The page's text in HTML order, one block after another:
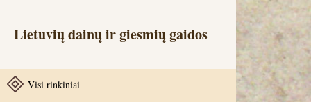
Lietuvių dainų ir giesmių gaidos
Visi rinkiniai